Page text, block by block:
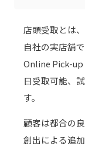
店頭受取とは
自社の実店舗
Online Pick-up
日受取可能、
す。
顧客は都合の
創出による追